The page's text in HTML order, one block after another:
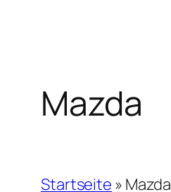
Mazda
Startseite » Mazda